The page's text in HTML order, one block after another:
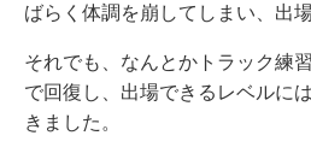
ばらく体調を崩してしまい、出
それでも、なんとかトラック練
で回復し、出場できるレベルに
きました。